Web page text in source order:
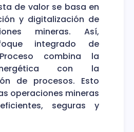
de valor se basa en
y digitalización de
mineras. Así,
integrado de
combina la
con la
de procesos. Esto
operaciones mineras
seguras y